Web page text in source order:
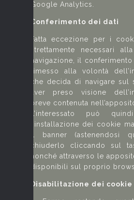
Google Analytics.
Conferimento dei dati
Fatta eccezione per i
strettamente necessari
navigazione, il
rimesso alla volontà
che decida di navigare sul
aver preso visione
breve contenuta
L’interessato può
l’installazione dei cookie
il banner (astenendosi
chiuderlo cliccando sul
nonché attraverso le
disponibili sul proprio
Disabilitazione dei cookie